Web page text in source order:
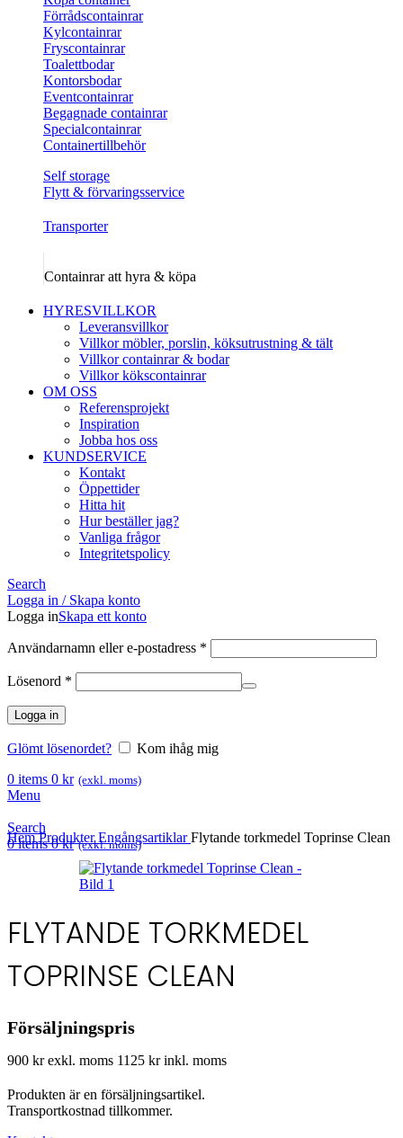
Förrådscontainrar
Kylcontainrar
Fryscontainrar
Toalettbodar
Kontorsbodar
Eventcontainrar
Begagnade containrar
Specialcontainrar
Containertillbehör
Self storage
Flytt & förvaringsservice
Transporter
Containrar att hyra & köpa
HYRESVILLKOR
Leveransvillkor
Villkor möbler, porslin, köksutrustning & tält
Villkor containrar & bodar
Villkor kökscontainrar
OM OSS
Referensprojekt
Inspiration
Jobba hos oss
KUNDSERVICE
Kontakt
Öppettider
Hitta hit
Hur beställer jag?
Vanliga frågor
Integritetspolicy
Search
Logga in / Skapa konto
Logga inSkapa ett konto
Användarnamn eller e-postadress *
Lösenord *
Logga in
Glömt lösenordet?
Kom ihåg mig
0 items 0 kr (exkl. moms)
Menu
Search
0items 0kr (exkl. moms)
HemProdukterEngångsartiklarFlytande torkmedel Toprinse Clean
FLYTANDE TORKMEDEL
TOPRINSE CLEAN
Försäljningspris
900 kr exkl. moms 1125 kr inkl. moms
Produkten är en försäljningsartikel.
Transportkostnad tillkommer.